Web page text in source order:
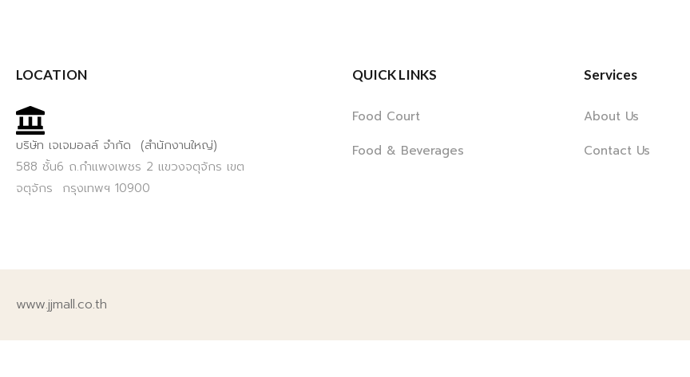
LOCATION
บริษัท เจเจมอลล์ จำกัด (สำนักงานใหญ่)
588 ชั้น6 ถ.กำแพงเพชร 2 แขวงจตุจักร เขต
จตุจักร กรุงเทพฯ 10900
QUICK LINKS
Food Court
Food & Beverages
Services
About Us
Contact Us
www.jjmall.co.th